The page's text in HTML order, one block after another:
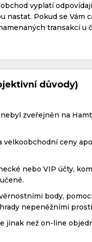
vyplatí
nastat. Pokud se Vám
transakcí u
důvody)
zveřejněn na
ceny
nebo VIP účty,
body,
nepeněžními
jinak než on-line